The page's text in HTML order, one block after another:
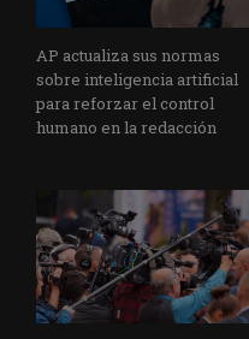
AP actualiza sus normas
sobre inteligencia artificial
para reforzar el control
humano en la redacción